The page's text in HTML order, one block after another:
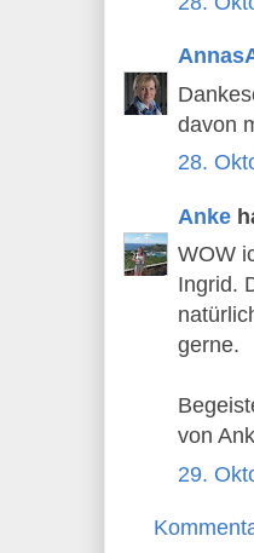
davon
28.
Anke
WOW
Ingrid.
gerne.
von
29.